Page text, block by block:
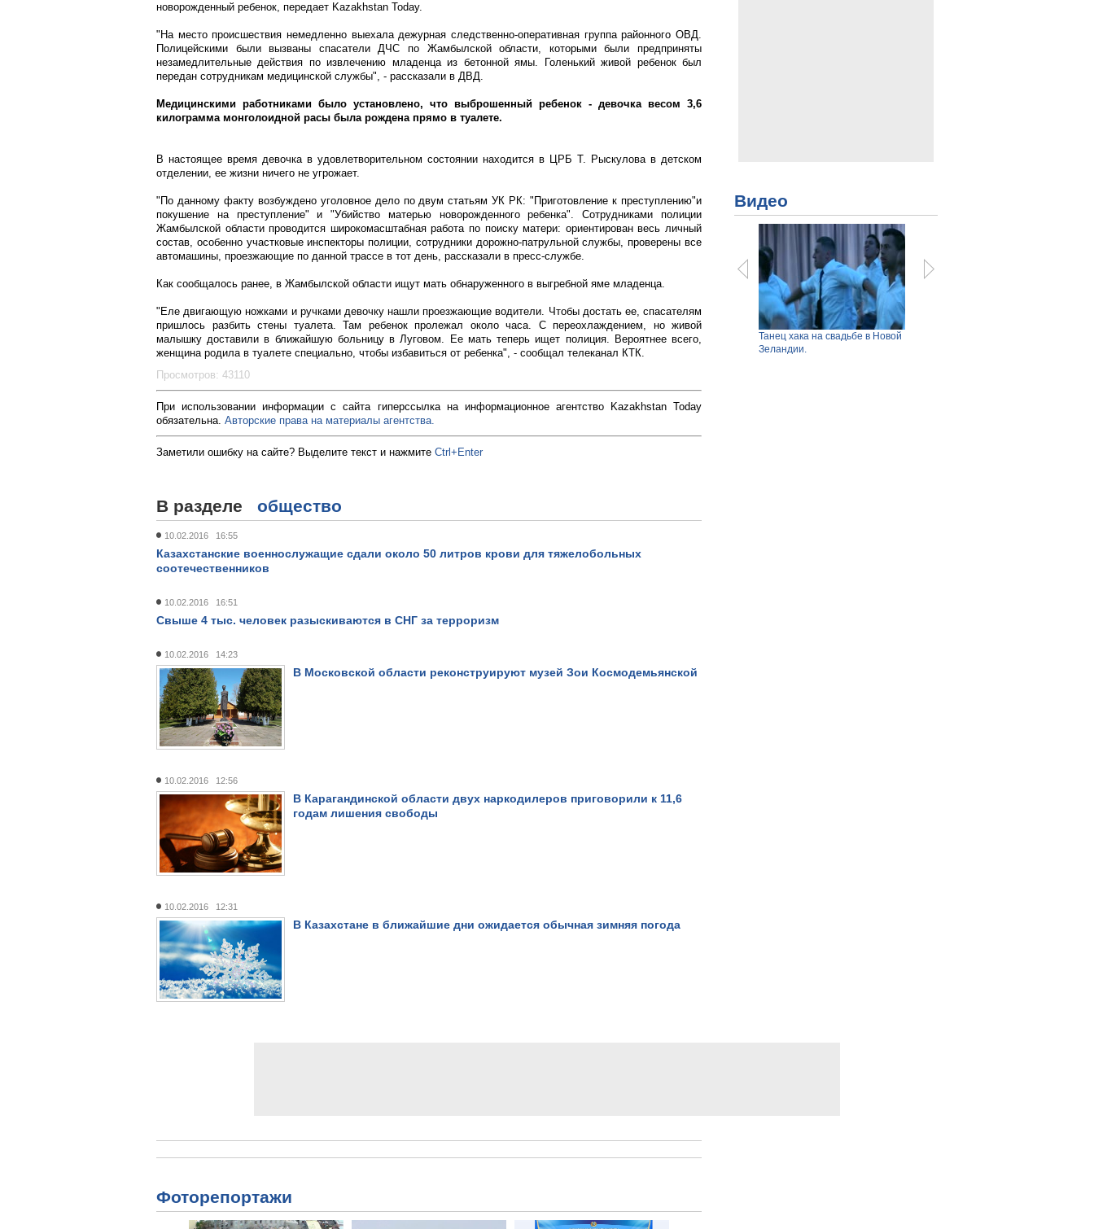
новорожденный ребенок, передает Kazakhstan Today.
"На место происшествия немедленно выехала дежурная следственно-оперативная группа районного ОВД.
Полицейскими были вызваны спасатели ДЧС по Жамбылской области, которыми были предприняты
незамедлительные действия по извлечению младенца из бетонной ямы. Голенький живой ребенок был
передан сотрудникам медицинской службы", - рассказали в ДВД.
Медицинскими работниками было установлено, что выброшенный ребенок - девочка весом 3,6
килограмма монголоидной расы была рождена прямо в туалете.
В настоящее время девочка в удовлетворительном состоянии находится в ЦРБ Т. Рыскулова в детском
отделении, ее жизни ничего не угрожает.
"По данному факту возбуждено уголовное дело по двум статьям УК РК: "Приготовление к преступлению"и
покушение на преступление" и "Убийство матерью новорожденного ребенка". Сотрудниками полиции
Жамбылской области проводится широкомасштабная работа по поиску матери: ориентирован весь личный
состав, особенно участковые инспекторы полиции, сотрудники дорожно-патрульной службы, проверены все
автомашины, проезжающие по данной трассе в тот день, рассказали в пресс-службе.
Как сообщалось ранее, в Жамбылской области ищут мать обнаруженного в выгребной яме младенца.
"Еле двигающую ножками и ручками девочку нашли проезжающие водители. Чтобы достать ее, спасателям
пришлось разбить стены туалета. Там ребенок пролежал около часа. С переохлаждением, но живой
малышку доставили в ближайшую больницу в Луговом. Ее мать теперь ищет полиция. Вероятнее всего,
женщина родила в туалете специально, чтобы избавиться от ребенка", - сообщал телеканал КТК.
Просмотров: 43110
При использовании информации с сайта гиперссылка на информационное агентство Kazakhstan Today
обязательна. Авторские права на материалы агентства.
Заметили ошибку на сайте? Выделите текст и нажмите Ctrl+Enter
В разделе общество
10.02.2016 16:55
Казахстанские военнослужащие сдали около 50 литров крови для тяжелобольных
соотечественников
10.02.2016 16:51
Свыше 4 тыс. человек разыскиваются в СНГ за терроризм
10.02.2016 14:23
В Московской области реконструируют музей Зои Космодемьянской
10.02.2016 12:56
В Карагандинской области двух наркодилеров приговорили к 11,6
годам лишения свободы
10.02.2016 12:31
В Казахстане в ближайшие дни ожидается обычная зимняя погода
Видео
У египетских пирамид выявили
аномалию.
Танец хака на свадьбе в Новой
Зеландии.
Фоторепортажи